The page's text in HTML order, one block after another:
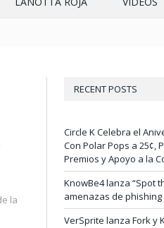
la
RECENT POSTS
Circle K Celebra el
Con Polar Pops a 25¢,
Premios y Apoyo a la
KnowBe4 lanza “Spot
amenazas de
VerSprite lanza Fork y